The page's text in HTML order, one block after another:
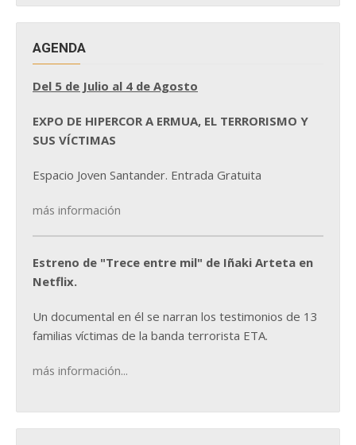
AGENDA
Del 5 de Julio al 4 de Agosto
EXPO DE HIPERCOR A ERMUA, EL TERRORISMO Y
SUS VÍCTIMAS
Espacio Joven Santander. Entrada Gratuita
más información
Estreno de "Trece entre mil" de Iñaki Arteta en
Netflix.
Un documental en él se narran los testimonios de 13
familias víctimas de la banda terrorista ETA.
más información...